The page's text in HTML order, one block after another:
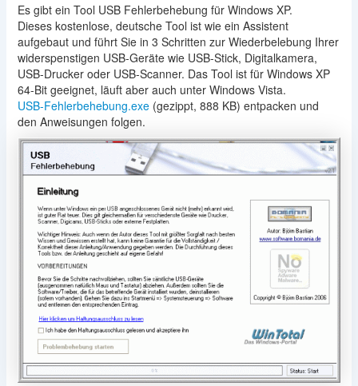
Es gibt ein Tool USB Fehlerbehebung für Windows XP.
Dieses kostenlose, deutsche Tool ist wie ein Assistent
aufgebaut und führt Sie in 3 Schritten zur Wiederbelebung Ihrer
widerspenstigen USB-Geräte wie USB-Stick, Digitalkamera,
USB-Drucker oder USB-Scanner. Das Tool ist für Windows XP
64-Bit geeignet, läuft aber auch unter Windows Vista.
USB-Fehlerbehebung.exe(gezippt, 888 KB) entpacken und
den Anweisungen folgen.